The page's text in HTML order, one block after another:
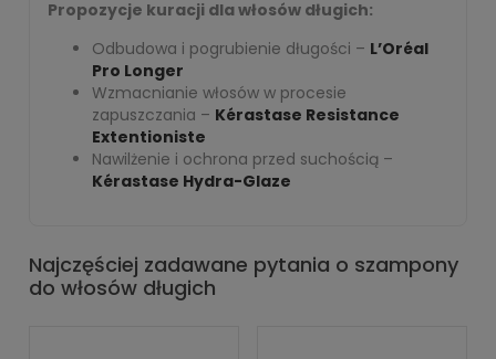
Propozycje kuracji dla włosów długich:
Odbudowa i pogrubienie długości – L’Oréal
Pro Longer
Wzmacnianie włosów w procesie
zapuszczania – Kérastase Resistance
Extentioniste
Nawilżenie i ochrona przed suchością –
Kérastase Hydra-Glaze
Najczęściej zadawane pytania o szampony
do włosów długich